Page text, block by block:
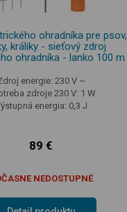
ohradníka pre psov,
králiky - sieťový zdroj
ohradníka - lanko 100 m
energie: 230 V ~
zdroje 230 V: 1 W
energia: 0,3 J
89 €
NEDOSTUPNÉ